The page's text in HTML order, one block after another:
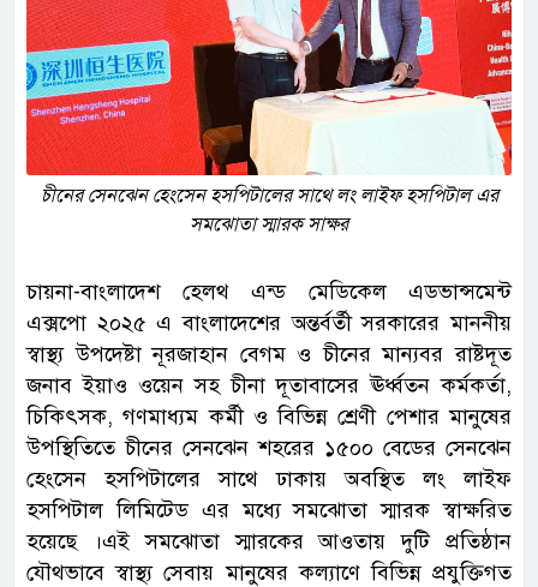
চীনের সেনঝেন হেংসেন হসপিটালের সাথে লং লাইফ হসপিটাল এর
সমঝোতা স্মারক সাক্ষর
চায়না-বাংলাদেশ হেলথ এন্ড মেডিকেল এডভান্সমেন্ট
এক্সপো ২০২৫ এ বাংলাদেশের অন্তর্বর্তী সরকারের মাননীয়
স্বাস্থ্য উপদেষ্টা নূরজাহান বেগম ও চীনের মান্যবর রাষ্টদূত
জনাব ইয়াও ওয়েন সহ চীনা দূতাবাসের ঊর্ধ্বতন কর্মকর্তা,
চিকিৎসক, গণমাধ্যম কর্মী ও বিভিন্ন শ্রেণী পেশার মানুষের
উপস্থিতিতে চীনের সেনঝেন শহরের ১৫০০ বেডের সেনঝেন
হেংসেন হসপিটালের সাথে ঢাকায় অবস্থিত লং লাইফ
হসপিটাল লিমিটেড এর মধ্যে সমঝোতা স্মারক স্বাক্ষরিত
হয়েছে ।এই সমঝোতা স্মারকের আওতায় দুটি প্রতিষ্ঠান
যৌথভাবে স্বাস্থ্য সেবায় মানুষের কল্যাণে বিভিন্ন প্রযুক্তিগত